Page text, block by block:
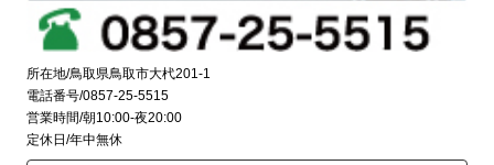
所在地/鳥取県鳥取市大杙201-1
電話番号/0857-25-5515
営業時間/朝10:00-夜20:00
定休日/年中無休